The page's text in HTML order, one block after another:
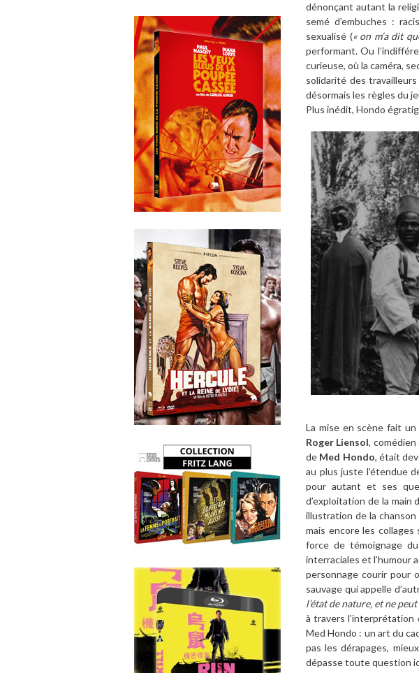
dénonçant autant la
semé d’embuches :
sexualisé (« on m’a dit
performant. Ou
curieuse, où la caméra,
solidarité des
désormais les règles du
Plus inédit, Hondo
La mise en scène fait
Roger Liensol,
de Med Hondo, était
au plus juste l’étendue
pour autant et ses
d’exploitation de la main
illustration de la chanson
mais encore les
force de témoignage
interraciales et l’humour
personnage courir pour
sauvage qui appelle
l’état de nature, et ne
à travers l’interprétation
Med Hondo : un art du
pas les dérapages,
dépasse toute question